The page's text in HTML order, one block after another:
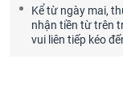
Kể từ ngày mai,
nhận tiền từ trên
vui liên tiếp kéo